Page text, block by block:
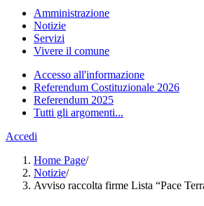
Amministrazione
Notizie
Servizi
Vivere il comune
Accesso all'informazione
Referendum Costituzionale 2026
Referendum 2025
Tutti gli argomenti...
Accedi
Home Page/
Notizie/
Avviso raccolta firme Lista “Pace